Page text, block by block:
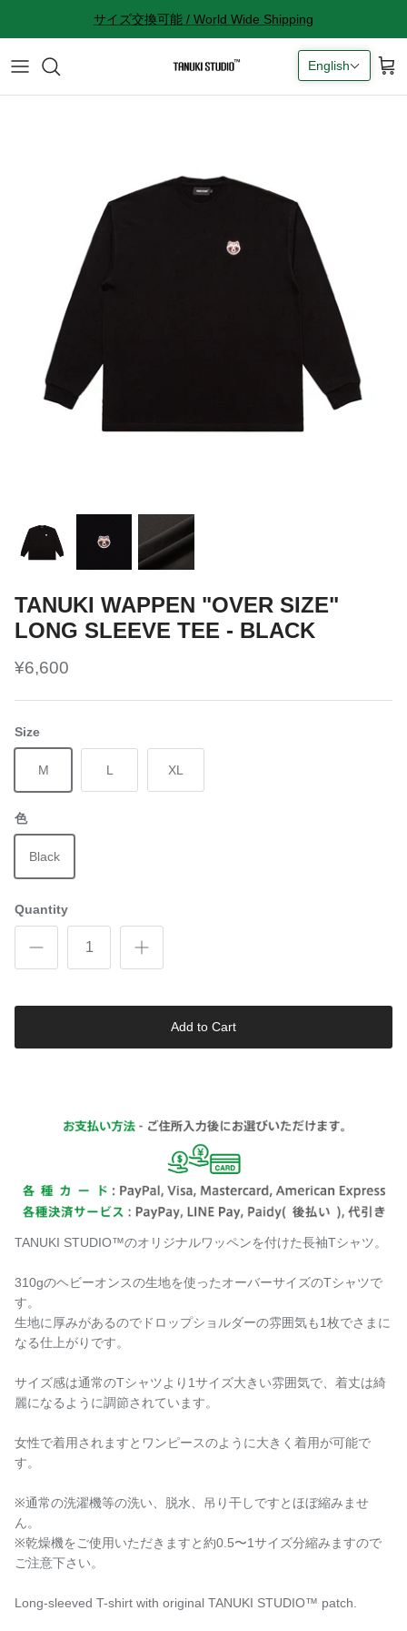
サイズ交換可能 / World Wide Shipping
All accessories
サイズ感に関して
購入完了メールが来ない
ギフトラッピングに関して
Contact
TANUKI WAPPEN "OVER SIZE"
LONG SLEEVE TEE - BLACK
¥6,600
Size
M L XL
色
Black
Quantity
Add to Cart
TANUKI STUDIO™️のオリジナルワッペンを付けた長袖Tシャツ。
310gのヘビーオンスの生地を使ったオーバーサイズのTシャツで
す。
生地に厚みがあるのでドロップショルダーの雰囲気も1枚でさまに
なる仕上がりです。
サイズ感は通常のTシャツより1サイズ大きい雰囲気で、着丈は綺
麗になるように調節されています。
女性で着用されますとワンピースのように大きく着用が可能で
す。
※通常の洗濯機等の洗い、脱水、吊り干しですとほぼ縮みませ
ん。
※乾燥機をご使用いただきますと約0.5〜1サイズ分縮みますので
ご注意下さい。
Long-sleeved T-shirt with original TANUKI STUDIO™️ patch.
English